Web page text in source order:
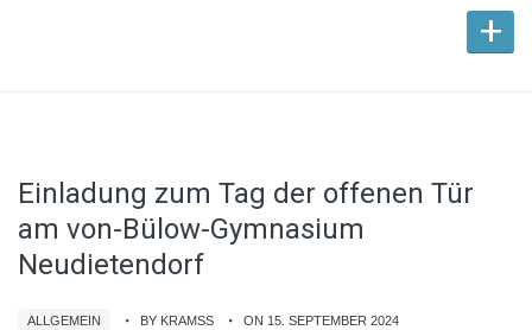
+
Einladung zum Tag der offenen Tür
am von-Bülow-Gymnasium
Neudietendorf
ALLGEMEIN BY KRAMSS ON 15. SEPTEMBER 2024